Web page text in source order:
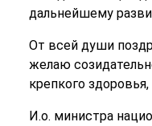
дальнейшему
От всей души
желаю
крепкого здоровья,
И.о. министра